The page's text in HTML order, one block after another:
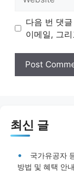
다음 번 댓
이메일, 그
최신 글
국가유공자
방법 및 혜택 안